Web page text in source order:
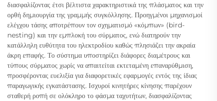
διασφαλίζοντας έτσι βέλτιστα χαρακτηριστικά της πλάσματος και την
ορθή δημιουργία της γραμμής συγκόλλησης. Προηγμένοι μηχανισμοί
ελέγχου τάσης αποτρέπουν τον σχηματισμό «κόμπων» (bird-
nesting) και την εμπλοκή του σύρματος, ενώ διατηρούν την
κατάλληλη ευθύτητα του ηλεκτροδίου καθώς πλησιάζει την ακραία
άκρη επαφής. Το σύστημα υποστηρίζει διάφορες διαμέτρους και
τύπους σύρματος χωρίς να απαιτείται εκτεταμένη επαναρύθμιση,
προσφέροντας ευελιξία για διαφορετικές εφαρμογές εντός της ίδιας
παραγωγικής εγκατάστασης. Ισχυροί κινητήρες κίνησης παρέχουν
σταθερή ροπή σε ολόκληρο το φάσμα ταχυτήτων, διασφαλίζοντας